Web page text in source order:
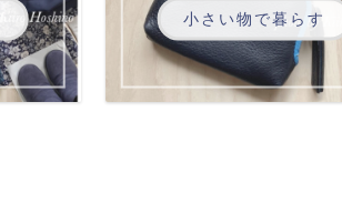
小さい物で暮らす